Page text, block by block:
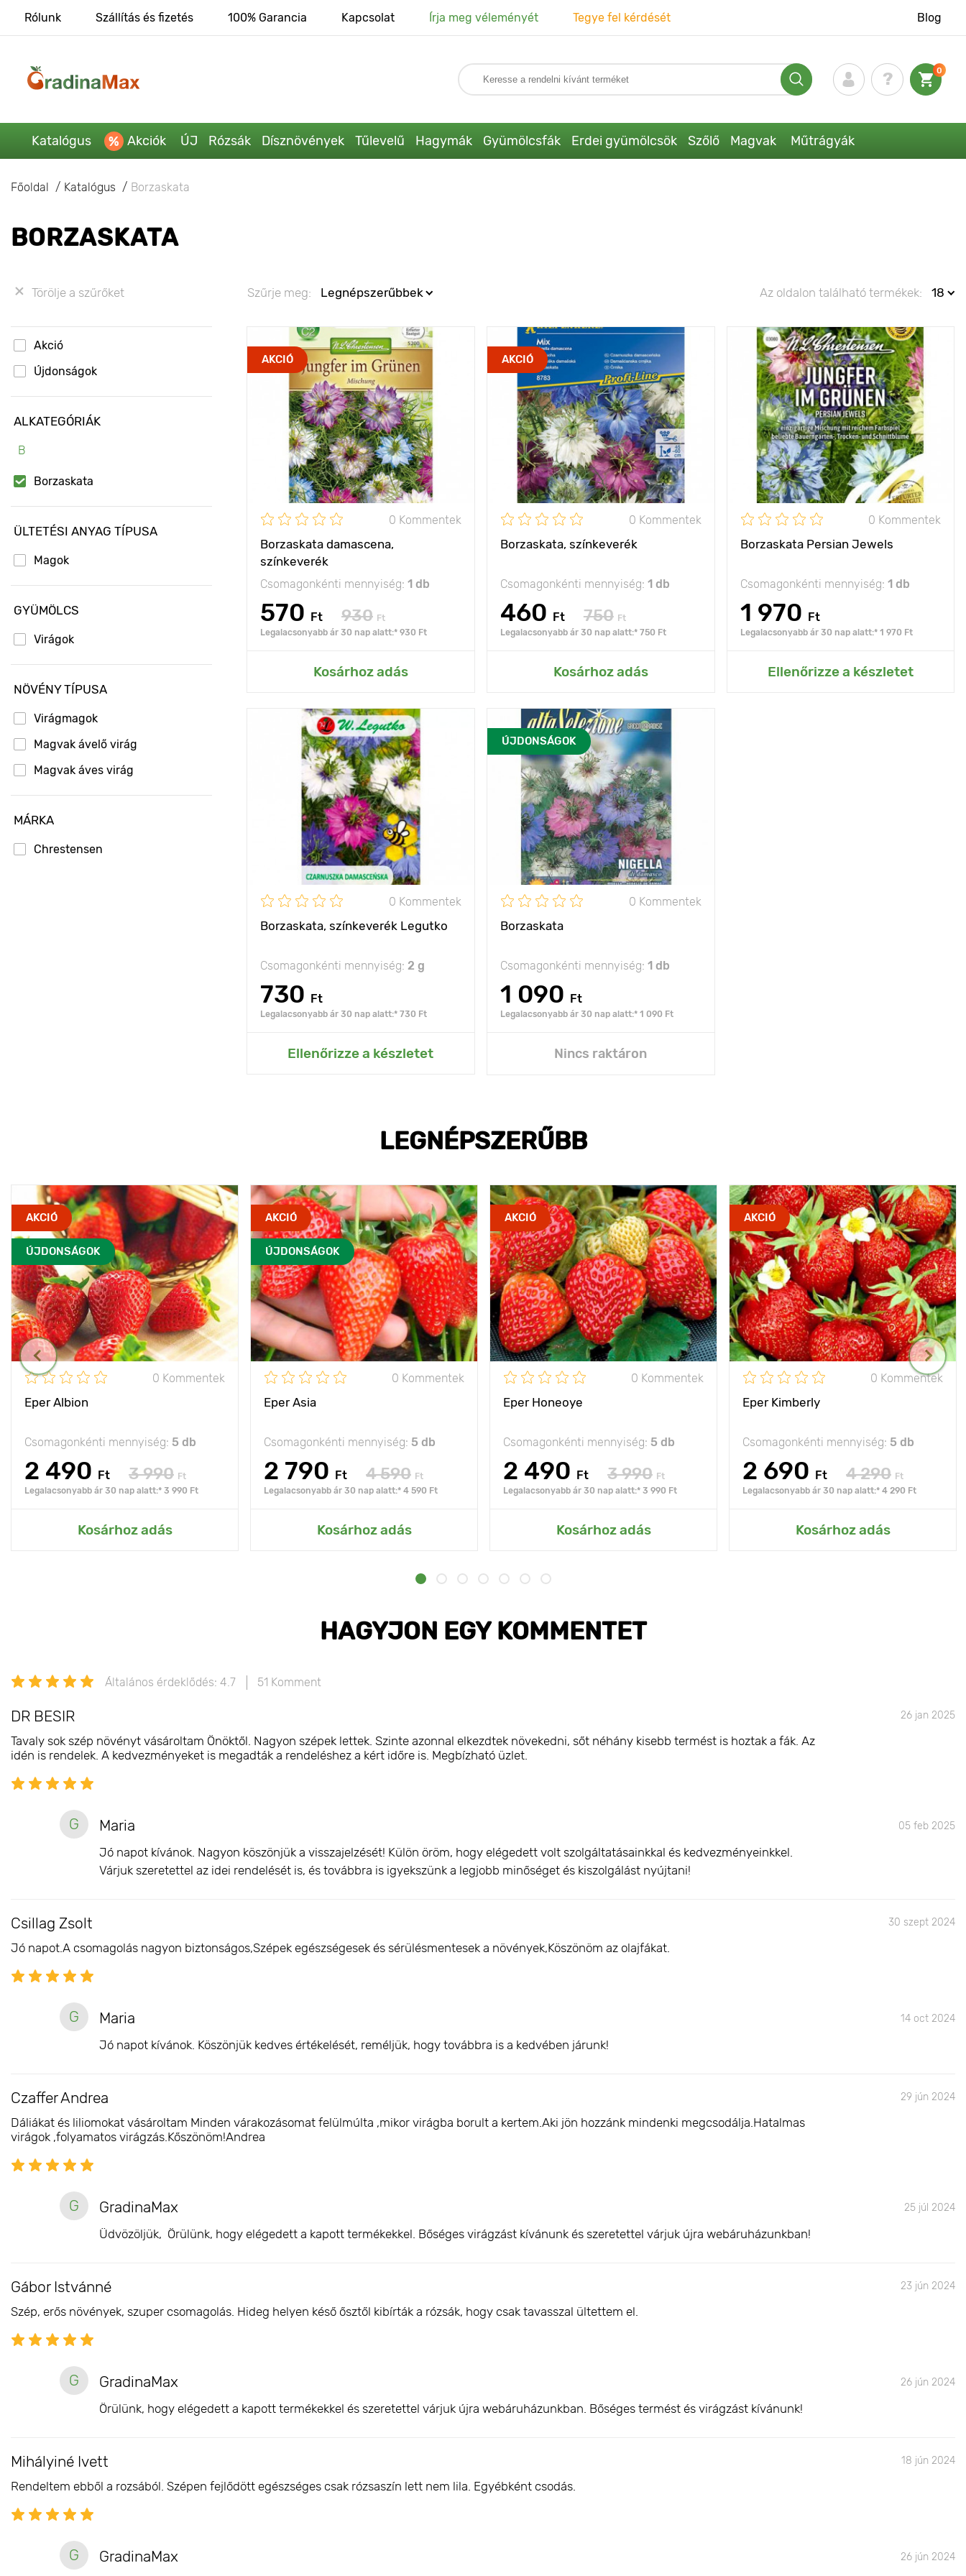
Rólunk Szállítás és fizetés 100% Garancia Kapcsolat Írja meg véleményét Tegye fel kérdését Blog
0
Katalógus Akciók ÚJ Rózsák Dísznövények Tűlevelű Hagymák Gyümölcsfák Erdei gyümölcsök Szőlő Magvak Műtrágyák
Főoldal Katalógus Borzaskata
BORZASKATA
Törölje a szűrőket
Akció
Újdonságok
ALKATEGÓRIÁK
B
Borzaskata
ÜLTETÉSI ANYAG TÍPUSA
Magok
GYÜMÖLCS
Virágok
NÖVÉNY TÍPUSA
Virágmagok
Magvak ávelő virág
Magvak áves virág
MÁRKA
Chrestensen
Szűrje meg: Legnépszerűbbek Az oldalon található termékek: 18
AKCIÓ
0 Kommentek
Borzaskata damascena,
színkeverék
Csomagonkénti mennyiség: 1 db
570 Ft 930 Ft
Legalacsonyabb ár 30 nap alatt:* 930 Ft
Kosárhoz adás
Jellemzők
csoportos
kompozíciókhoz
Kifejlett kori
magasság
30 - 60 cm
Ültetési távolság 20 х 25 cm
Fényigény
Hozzáadás az Én kertemhez
AKCIÓ
0 Kommentek
Borzaskata, színkeverék
Csomagonkénti mennyiség: 1 db
460 Ft 750 Ft
Legalacsonyabb ár 30 nap alatt:* 750 Ft
Kosárhoz adás
Jellemzők
fantasztikus
kiegészítője a
napsütötte kerteknek
Kifejlett kori
magasság
45 - 60 cm
Ültetési távolság 20 х 25 cm
Fényigény nap
Hozzáadás az Én kertemhez
0 Kommentek
Borzaskata Persian Jewels
Csomagonkénti mennyiség: 1 db
1 970 Ft
Legalacsonyabb ár 30 nap alatt:* 1 970 Ft
Ellenőrizze a készletet
Jellemzők
tarka csillagok a
virágágyásban
Kifejlett kori
magasság
30 - 50 cm
Ültetési távolság 30 х 50 cm
Fényigény nap, félárnyék
Hozzáadás az Én kertemhez
0 Kommentek
Borzaskata, színkeverék Legutko
Csomagonkénti mennyiség: 2 g
730 Ft
Legalacsonyabb ár 30 nap alatt:* 730 Ft
Ellenőrizze a készletet
Kifejlett kori
magasság
40 - 45 cm
Ültetési távolság 30 х 10 cm
Fényigény
Hozzáadás az Én kertemhez
ÚJDONSÁGOK
0 Kommentek
Borzaskata
Csomagonkénti mennyiség: 1 db
1 090 Ft
Legalacsonyabb ár 30 nap alatt:* 1 090 Ft
Nincs raktáron
LEGNÉPSZERŰBB
AKCIÓ
ÚJDONSÁGOK
0 Kommentek
Eper Albion
Csomagonkénti mennyiség: 5 db
2 490 Ft 3 990 Ft
Legalacsonyabb ár 30 nap alatt:* 3 990 Ft
Kosárhoz adás
AKCIÓ
ÚJDONSÁGOK
0 Kommentek
Eper Asia
Csomagonkénti mennyiség: 5 db
2 790 Ft 4 590 Ft
Legalacsonyabb ár 30 nap alatt:* 4 590 Ft
Kosárhoz adás
AKCIÓ
0 Kommentek
Eper Honeoye
Csomagonkénti mennyiség: 5 db
2 490 Ft 3 990 Ft
Legalacsonyabb ár 30 nap alatt:* 3 990 Ft
Kosárhoz adás
AKCIÓ
0 Kommentek
Eper Kimberly
Csomagonkénti mennyiség: 5 db
2 690 Ft 4 290 Ft
Legalacsonyabb ár 30 nap alatt:* 4 290 Ft
Kosárhoz adás
HAGYJON EGY KOMMENTET
Általános érdeklődés: 4.7 51 Komment
DR BESIR 26 jan 2025
Tavaly sok szép növényt vásároltam Önöktől. Nagyon szépek lettek. Szinte azonnal elkezdtek növekedni, sőt néhány kisebb termést is hoztak a fák. Az
idén is rendelek. A kedvezményeket is megadták a rendeléshez a kért időre is. Megbízható üzlet.
G Maria 05 feb 2025
Jó napot kívánok. Nagyon köszönjük a visszajelzését! Külön öröm, hogy elégedett volt szolgáltatásainkkal és kedvezményeinkkel.
Várjuk szeretettel az idei rendelését is, és továbbra is igyekszünk a legjobb minőséget és kiszolgálást nyújtani!
Csillag Zsolt 30 szept 2024
Jó napot.A csomagolás nagyon biztonságos,Szépek egészségesek és sérülésmentesek a növények,Köszönöm az olajfákat.
G Maria 14 oct 2024
Jó napot kívánok. Köszönjük kedves értékelését, reméljük, hogy továbbra is a kedvében járunk!
Czaffer Andrea 29 jún 2024
Dáliákat és liliomokat vásároltam Minden várakozásomat felülmúlta ,mikor virágba borult a kertem.Aki jön hozzánk mindenki megcsodálja.Hatalmas
virágok ,folyamatos virágzás.Kőszönöm!Andrea
G GradinaMax 25 júl 2024
Üdvözöljük, Örülünk, hogy elégedett a kapott termékekkel. Bőséges virágzást kívánunk és szeretettel várjuk újra webáruházunkban!
Gábor Istvánné 23 jún 2024
Szép, erős növények, szuper csomagolás. Hideg helyen késő ősztől kibírták a rózsák, hogy csak tavasszal ültettem el.
G GradinaMax 26 jún 2024
Örülünk, hogy elégedett a kapott termékekkel és szeretettel várjuk újra webáruházunkban. Bőséges termést és virágzást kívánunk!
Mihályiné Ivett 18 jún 2024
Rendeltem ebből a rozsából. Szépen fejlődött egészséges csak rózsaszín lett nem lila. Egyébként csodás.
G GradinaMax 26 jún 2024